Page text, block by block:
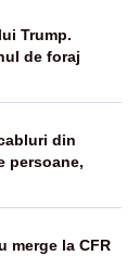
Trump.
de foraj
din
persoane,
merge la CFR